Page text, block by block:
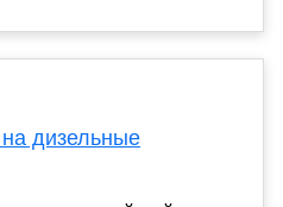
дизельные